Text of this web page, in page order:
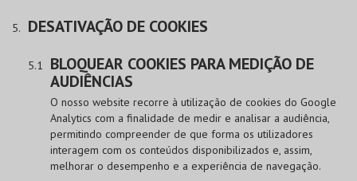
DESATIVAÇÃO DE COOKIES
BLOQUEAR COOKIES PARA MEDIÇÃO DE
AUDIÊNCIAS
O nosso website recorre à utilização de cookies do Google
Analytics com a finalidade de medir e analisar a audiência,
permitindo compreender de que forma os utilizadores
interagem com os conteúdos disponibilizados e, assim,
melhorar o desempenho e a experiência de navegação.